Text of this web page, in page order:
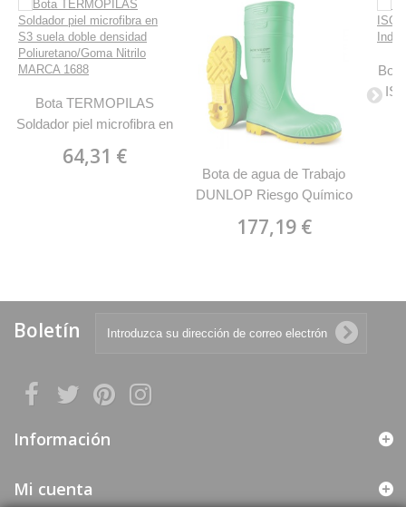
Bota TERMOPILAS
Soldador piel microfibra en
Poliuretano/Goma Nitrilo
64,31 €
Bota de agua de Trabajo
DUNLOP Riesgo Químico
177,19 €
Boletín
Información
Mi cuenta